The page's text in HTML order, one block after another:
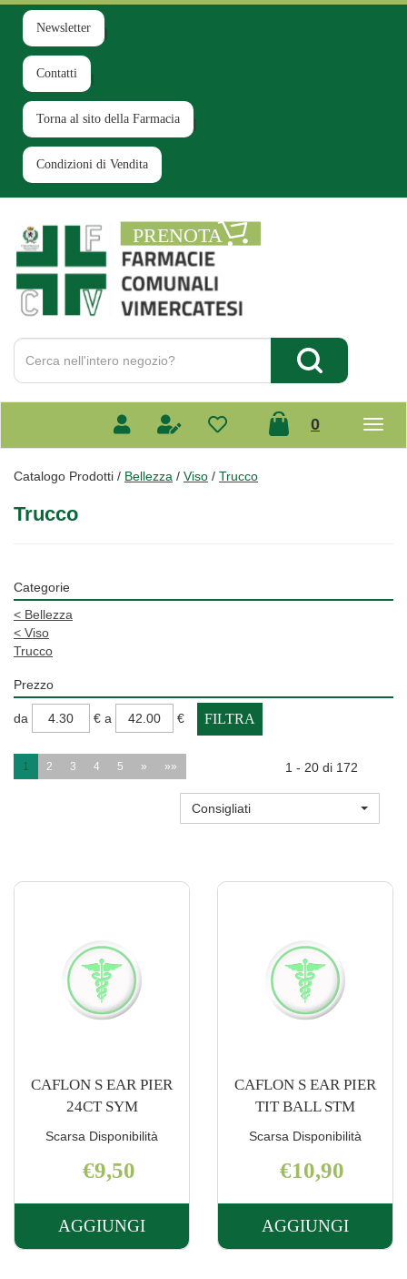
Passa
contenuto
principale
Newsletter
Contatti
Torna al sito della Farmacia
Condizioni di Vendita
Farmacia
Comunale
Cerca
Prodotto
Cerca Prodotto
0prodotti
Catalogo Prodotti / Bellezza / Viso / Trucco
Trucco
Categorie
< Bellezza
< Viso
Trucco
Prezzo
filtra
da € a €
1 2 3 4 5 » »» 1 - 20 di 172
Consigliati
CAFLON S EAR PIER
24CT SYM
Scarsa Disponibilità
€9,50
AGGIUNGI
AGGIUNGI CAFLON
CAFLON S EAR PIER
TIT BALL STM
Scarsa Disponibilità
€10,90
AGGIUNGI
AGGIUNGI